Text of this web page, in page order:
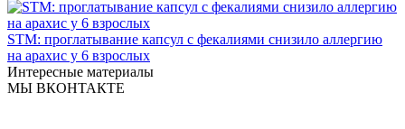
STM: проглатывание капсул с фекалиями снизило аллергию
на арахис у 6 взрослых
Интересные материалы
МЫ ВКОНТАКТЕ